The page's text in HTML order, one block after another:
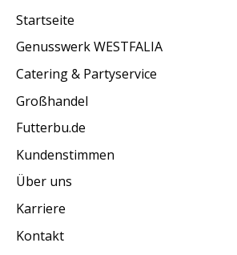
Startseite
Genusswerk WESTFALIA
Catering & Partyservice
Großhandel
Futterbu.de
Kundenstimmen
Über uns
Karriere
Kontakt